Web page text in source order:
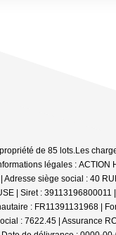
de 85 lots.Les
légales : ACTION
Adresse siège social : 40
| Siret : 39113196800011
: FR11391131968 |
: 7622.45 | Assurance